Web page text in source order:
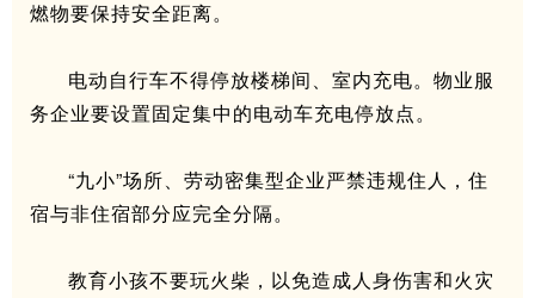
燃物要保持安全距离。
电动自行车不得停放楼梯间、室内充电。物业服
务企业要设置固定集中的电动车充电停放点。
“九小”场所、劳动密集型企业严禁违规住人，住
宿与非住宿部分应完全分隔。
教育小孩不要玩火柴，以免造成人身伤害和火灾